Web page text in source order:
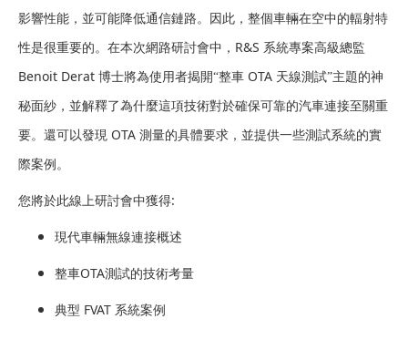
影響性能，並可能降低通信鏈路。因此，整個車輛在空中的輻射特
性是很重要的。在本次網路研討會中， R&S 系統專案高級總監
Benoit Derat 博士將為使用者揭開“整車 OTA 天線測試”主題的神
秘面紗，並解釋了為什麼這項技術對於確保可靠的汽車連接至關重
要。還可以發現 OTA 測量的具體要求，並提供一些測試系統的實
際案例。
您將於此線上研討會中獲得:
現代車輛無線連接概述
整車OTA測試的技術考量
典型 FVAT 系統案例